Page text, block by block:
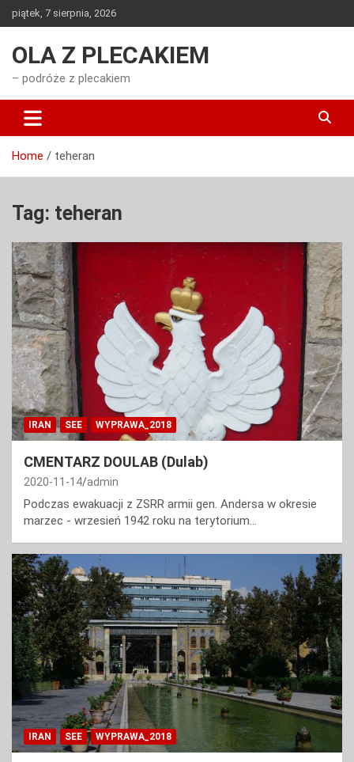
Skip
to
piątek, 7 sierpnia, 2026
OLA Z PLECAKIEM
– podróże z plecakiem
Home teheran
Tag: teheran
IRAN SEE WYPRAWA_2018
CMENTARZ DOULAB (Dulab)
2020-11-14 admin
Podczas ewakuacji z ZSRR armii gen. Andersa w okresie
marzec - wrzesień 1942 roku na terytorium…
IRAN SEE WYPRAWA_2018